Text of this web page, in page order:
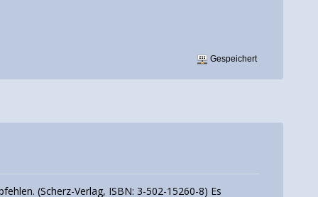
Gespeichert
(Scherz-Verlag, ISBN: 3-502-15260-8) Es